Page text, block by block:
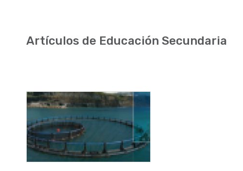
Artículos de Educación Secundaria